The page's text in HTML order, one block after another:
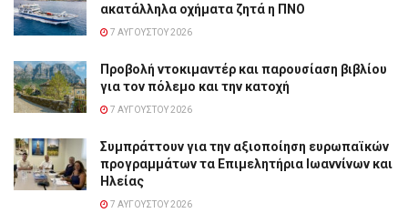
ακατάλληλα οχήματα ζητά η ΠΝΟ
7 ΑΥΓΟΎΣΤΟΥ 2026
Προβολή ντοκιμαντέρ και παρουσίαση βιβλίου
για τον πόλεμο και την κατοχή
7 ΑΥΓΟΎΣΤΟΥ 2026
Συμπράττουν για την αξιοποίηση ευρωπαϊκών
προγραμμάτων τα Επιμελητήρια Ιωαννίνων και
Ηλείας
7 ΑΥΓΟΎΣΤΟΥ 2026